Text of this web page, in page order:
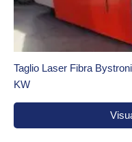
Taglio Laser Fibra
KW